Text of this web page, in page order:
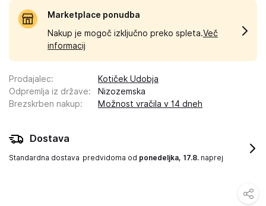
Marketplace ponudba
Nakup je mogoč izključno preko spleta.Več
informacij
Prodajalec:
Kotiček Udobja
Odpremlja iz države:
Nizozemska
Brezskrben nakup: Možnost vračila v 14 dneh
Dostava
Standardna dostava predvidoma od ponedeljka, 17.8. naprej